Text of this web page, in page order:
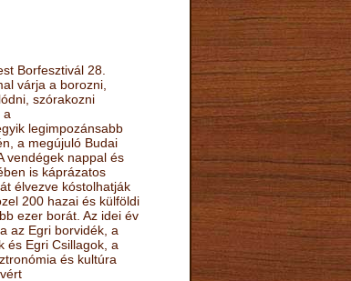
Borfesztivál 28.
várja a borozni,
szórakozni
a
legimpozánsabb
a megújuló Budai
vendégek nappal és
is káprázatos
élvezve kóstolhatják
200 hazai és külföldi
ezer borát. Az idei év
az Egri borvidék, a
és Egri Csillagok, a
és kultúra